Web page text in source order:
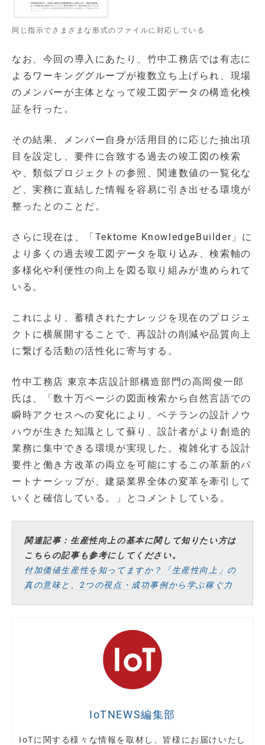
同じ指示でさまざまな形式のファイルに対応している
なお、今回の導入にあたり、竹中工務店では有志に
よるワーキンググループが複数立ち上げられ、現場
のメンバーが主体となって竣工図データの構造化検
証を行った。
その結果、メンバー自身が活用目的に応じた抽出項
目を設定し、要件に合致する過去の竣工図の検索
や、類似プロジェクトの参照、関連数値の一覧化な
ど、実務に直結した情報を容易に引き出せる環境が
整ったとのことだ。
さらに現在は、「Tektome KnowledgeBuilder」に
より多くの過去竣工図データを取り込み、検索軸の
多様化や利便性の向上を図る取り組みが進められて
いる。
これにより、蓄積されたナレッジを現在のプロジェ
クトに横展開することで、再設計の削減や品質向上
に繋げる活動の活性化に寄与する。
竹中工務店 東京本店設計部構造部門の高岡俊一郎
氏は、「数十万ページの図面検索から自然言語での
瞬時アクセスへの変化により、ベテランの設計ノウ
ハウが生きた知識として蘇り、設計者がより創造的
業務に集中できる環境が実現した。複雑化する設計
要件と働き方改革の両立を可能にするこの革新的パ
ートナーシップが、建築業界全体の変革を牽引して
いくと確信している。」とコメントしている。
関連記事：生産性向上の基本に関して知りたい方は
こちらの記事も参考にしてください。
付加価値生産性を知ってますか？「生産性向上」の
真の意味と、2つの視点・成功事例から学ぶ稼ぐ力
IoTNEWS編集部
IoTに関する様々な情報を取材し、皆様にお届けいたし